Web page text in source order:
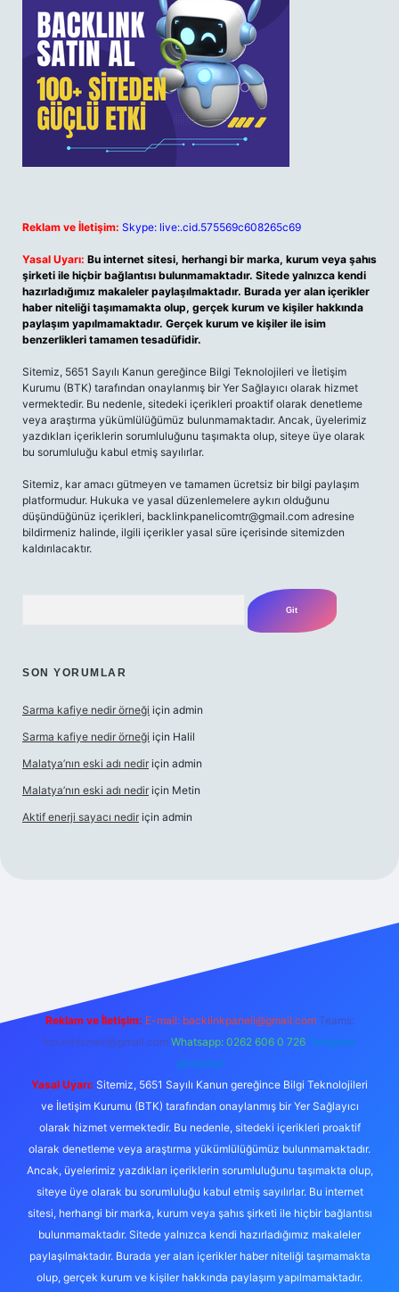
Reklam ve İletişim: Skype: live:.cid.575569c608265c69
Yasal Uyarı: Bu internet sitesi, herhangi bir marka, kurum veya şahıs
şirketi ile hiçbir bağlantısı bulunmamaktadır. Sitede yalnızca kendi
hazırladığımız makaleler paylaşılmaktadır. Burada yer alan içerikler
haber niteliği taşımamakta olup, gerçek kurum ve kişiler hakkında
paylaşım yapılmamaktadır. Gerçek kurum ve kişiler ile isim
benzerlikleri tamamen tesadüfidir.
Sitemiz, 5651 Sayılı Kanun gereğince Bilgi Teknolojileri ve İletişim
Kurumu (BTK) tarafından onaylanmış bir Yer Sağlayıcı olarak hizmet
vermektedir. Bu nedenle, sitedeki içerikleri proaktif olarak denetleme
veya araştırma yükümlülüğümüz bulunmamaktadır. Ancak, üyelerimiz
yazdıkları içeriklerin sorumluluğunu taşımakta olup, siteye üye olarak
bu sorumluluğu kabul etmiş sayılırlar.
Sitemiz, kar amacı gütmeyen ve tamamen ücretsiz bir bilgi paylaşım
platformudur. Hukuka ve yasal düzenlemelere aykırı olduğunu
düşündüğünüz içerikleri, backlinkpanelicomtr@gmail.com adresine
bildirmeniz halinde, ilgili içerikler yasal süre içerisinde sitemizden
kaldırılacaktır.
SON YORUMLAR
Sarma kafiye nedir örneği için admin
Sarma kafiye nedir örneği için Halil
Malatya’nın eski adı nedir için admin
Malatya’nın eski adı nedir için Metin
Aktif enerji sayacı nedir için admin
Reklam ve İletişim: E-mail: backlinkpaneli@gmail.com Teams:
forumhizmeti@gmail.com Whatsapp: 0262 606 0 726 Telegram:
@karabul
Yasal Uyarı: Sitemiz, 5651 Sayılı Kanun gereğince Bilgi Teknolojileri
ve İletişim Kurumu (BTK) tarafından onaylanmış bir Yer Sağlayıcı
olarak hizmet vermektedir. Bu nedenle, sitedeki içerikleri proaktif
olarak denetleme veya araştırma yükümlülüğümüz bulunmamaktadır.
Ancak, üyelerimiz yazdıkları içeriklerin sorumluluğunu taşımakta olup,
siteye üye olarak bu sorumluluğu kabul etmiş sayılırlar. Bu internet
sitesi, herhangi bir marka, kurum veya şahıs şirketi ile hiçbir bağlantısı
bulunmamaktadır. Sitede yalnızca kendi hazırladığımız makaleler
paylaşılmaktadır. Burada yer alan içerikler haber niteliği taşımamakta
olup, gerçek kurum ve kişiler hakkında paylaşım yapılmamaktadır.